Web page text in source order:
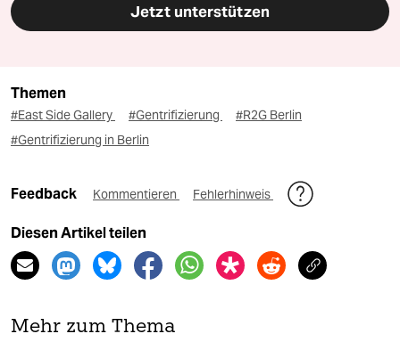
Jetzt unterstützen
Themen
#East Side Gallery #Gentrifizierung
#R2G Berlin
#Gentrifizierung in Berlin
Feedback Kommentieren Fehlerhinweis
Diesen Artikel teilen
Mehr zum Thema